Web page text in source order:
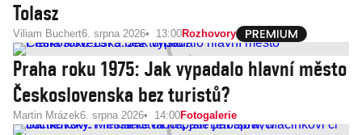
Tolasz
Viliam Buchert6. srpna 2026 13:00Rozhovory
Praha roku 1975: Jak vypadalo hlavní město
Československa bez turistů?
Martin Mrázek6. srpna 2026 14:00Fotogalerie